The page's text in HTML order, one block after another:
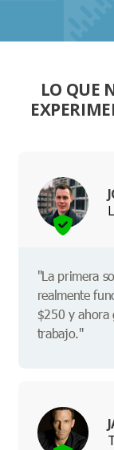
LO QUE
"La primera
realmente
$250 y ahora
trabajo."